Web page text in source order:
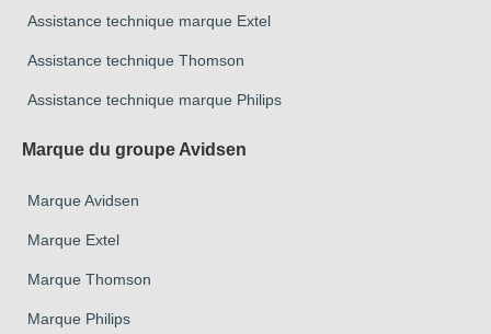
Assistance technique marque Extel
Assistance technique Thomson
Assistance technique marque Philips
Marque du groupe Avidsen
Marque Avidsen
Marque Extel
Marque Thomson
Marque Philips